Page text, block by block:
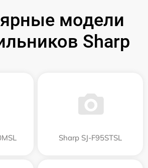
модели
Sharp
Sharp SJ-F95STSL